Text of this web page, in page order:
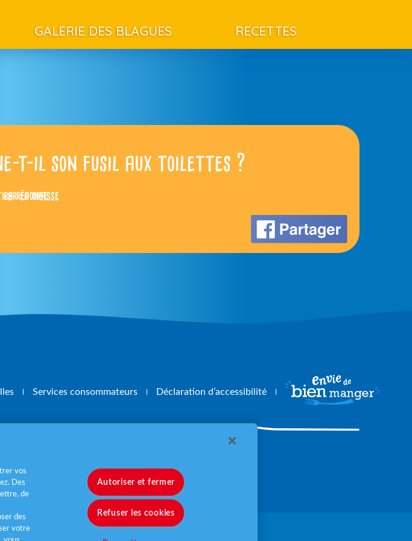
GALERIE DES BLAGUES RECETTES
t-il son fusil aux toilettes ?
la réponse
la chasse
Services consommateurs Déclaration d’accessibilité
par jourwww.mangerbouger.fr
vos
Des
de
des
votre
Autoriser et fermer
Refuser les cookies